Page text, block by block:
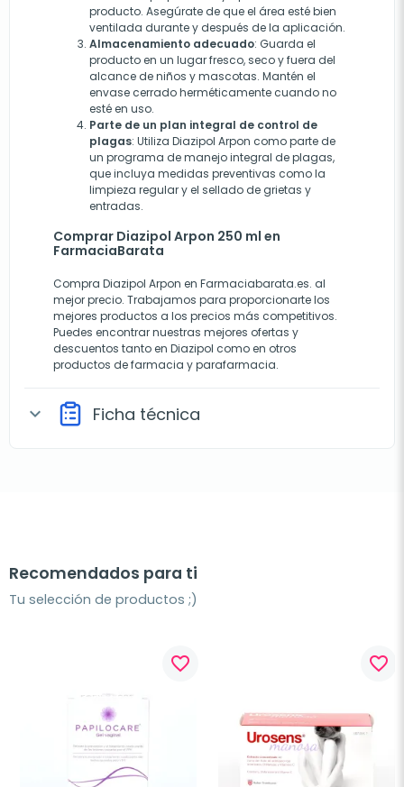
producto. Asegúrate de que el área esté bien
ventilada durante y después de la aplicación.
Almacenamiento adecuado: Guarda el
producto en un lugar fresco, seco y fuera del
alcance de niños y mascotas. Mantén el
envase cerrado herméticamente cuando no
esté en uso.
Parte de un plan integral de control de
plagas: Utiliza Diazipol Arpon como parte de
un programa de manejo integral de plagas,
que incluya medidas preventivas como la
limpieza regular y el sellado de grietas y
entradas.
Comprar Diazipol Arpon 250 ml en
FarmaciaBarata
Compra Diazipol Arpon en Farmaciabarata.es. al
mejor precio. Trabajamos para proporcionarte los
mejores productos a los precios más competitivos.
Puedes encontrar nuestras mejores ofertas y
descuentos tanto en Diazipol como en otros
productos de farmacia y parafarmacia.
expand_more Ficha técnica
Recomendados para ti
Tu selección de productos ;)
favorite_border favorite_border